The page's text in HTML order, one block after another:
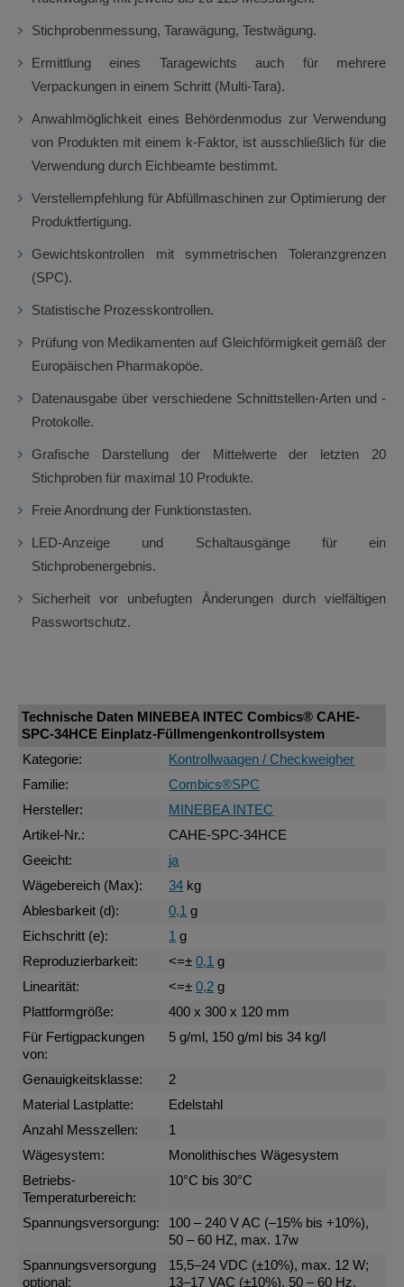
Stichprobenmessung, Tarawägung, Testwägung.
Ermittlung eines Taragewichts auch für mehrere
Verpackungen in einem Schritt (Multi-Tara).
Anwahlmöglichkeit eines Behördenmodus zur Verwendung
von Produkten mit einem k-Faktor, ist ausschließlich für die
Verwendung durch Eichbeamte bestimmt.
Verstellempfehlung für Abfüllmaschinen zur Optimierung der
Produktfertigung.
Gewichtskontrollen mit symmetrischen Toleranzgrenzen
(SPC).
Statistische Prozesskontrollen.
Prüfung von Medikamenten auf Gleichförmigkeit gemäß der
Europäischen Pharmakopöe.
Datenausgabe über verschiedene Schnittstellen-Arten und -
Protokolle.
Grafische Darstellung der Mittelwerte der letzten 20
Stichproben für maximal 10 Produkte.
Freie Anordnung der Funktionstasten.
LED-Anzeige und Schaltausgänge für ein
Stichprobenergebnis.
Sicherheit vor unbefugten Änderungen durch vielfältigen
Passwortschutz.
Technische Daten MINEBEA INTEC Combics® CAHE-
SPC-34HCE Einplatz-Füllmengenkontrollsystem
Kategorie:
Kontrollwaagen / Checkweigher
Familie:
Combics®SPC
Hersteller:
MINEBEA INTEC
Artikel-Nr.:
CAHE-SPC-34HCE
Geeicht:
ja
Wägebereich (Max):
34 kg
Ablesbarkeit (d):
0,1 g
Eichschritt (e):
1 g
Reproduzierbarkeit:
<=±0,1 g
Linearität:
<=±0,2 g
Plattformgröße:
400 x 300 x 120 mm
Für Fertigpackungen
von:
5 g/ml, 150 g/ml bis 34 kg/l
Genauigkeitsklasse:
2
Material Lastplatte:
Edelstahl
Anzahl Messzellen:
1
Wägesystem:
Monolithisches Wägesystem
Betriebs-
Temperaturbereich:
10°C bis 30°C
Spannungsversorgung:
100 – 240 V AC (–15% bis +10%),
50 – 60 HZ, max. 17w
Spannungsversorgung
optional:
15,5–24 VDC (±10%), max. 12 W;
13–17 VAC (±10%), 50 – 60 Hz,